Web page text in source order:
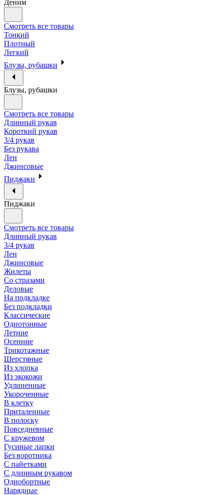
Деним
Смотреть все товары
Тонкий
Плотный
Легкий
Блузы, рубашки
Блузы, рубашки
Смотреть все товары
Длинный рукав
Короткий рукав
3/4 рукав
Без рукава
Лен
Джинсовые
Пиджаки
Пиджаки
Смотреть все товары
Длинный рукав
3/4 рукав
Лен
Джинсовые
Жилеты
Со стразами
Деловые
На подкладке
Без подкладки
Классические
Однотонные
Летние
Осенние
Трикотажные
Шерстяные
Из хлопка
Из экокожи
Удлиненные
Укороченные
В клетку
Приталенные
В полоску
Повседневные
С кружевом
Гусиные лапки
Без воротника
С пайетками
С длинным рукавом
Однобортные
Нарядные